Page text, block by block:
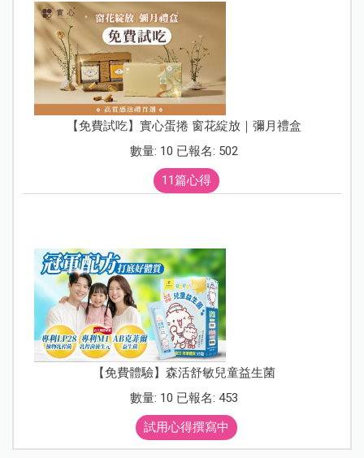
【免費試吃】實心蛋捲 窗花綻放｜彌月禮盒
數量: 10 已報名: 502
11篇心得
【免費體驗】森活舒敏兒童益生菌
數量: 10 已報名: 453
試用心得撰寫中